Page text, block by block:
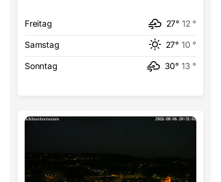
Freitag 27° 12 °
Samstag 27° 10 °
Sonntag 30° 13 °